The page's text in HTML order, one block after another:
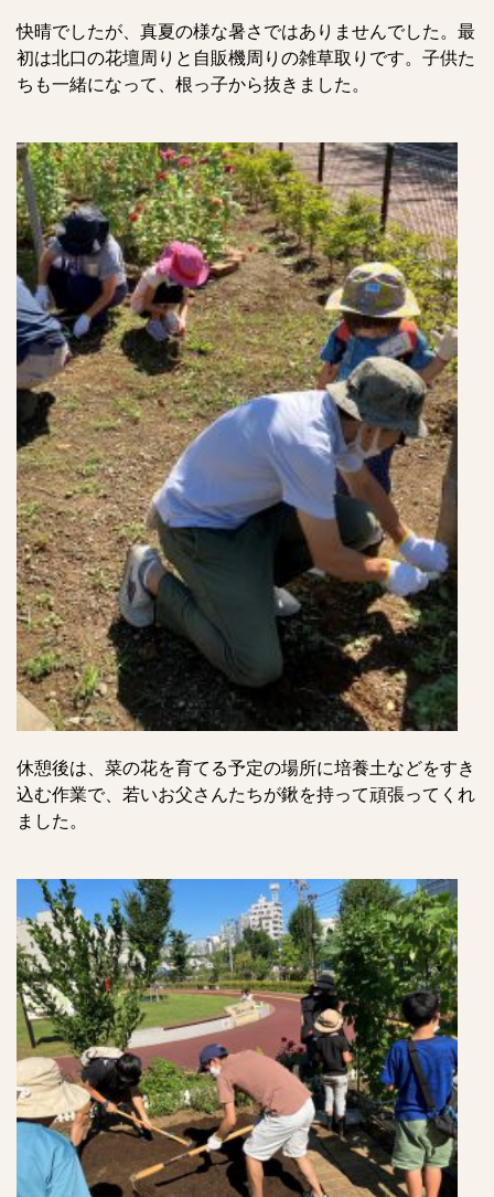
快晴でしたが、真夏の様な暑さではありませんでした。 最
初は北口の花壇周りと自販機周りの雑草取りです。子供た
ちも一緒になって、根っ子から抜きました。
休憩後は、 菜の花を育てる予定の場所に培養土などをすき
込む作業で、 若いお父さんたちが鍬を持って頑張ってくれ
ました。